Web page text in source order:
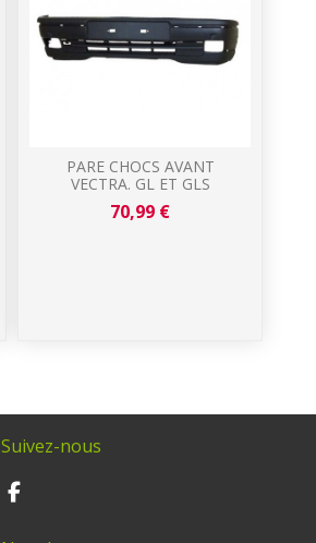
PARE CHOCS AVANT
VECTRA. GL ET GLS
70,99 €
Suivez-nous